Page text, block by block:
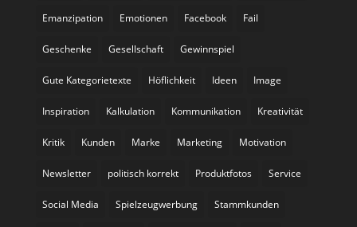
Emanzipation Emotionen Facebook Fail
Geschenke Gesellschaft Gewinnspiel
Gute Kategorietexte Höflichkeit Ideen Image
Inspiration Kalkulation Kommunikation Kreativität
Kritik Kunden Marke Marketing Motivation
Newsletter politisch korrekt Produktfotos Service
Social Media Spielzeugwerbung Stammkunden